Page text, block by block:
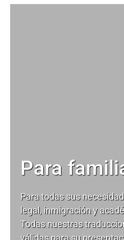
Para
Para todas sus
legal, inmigración y
Todas nuestras
válidas para su